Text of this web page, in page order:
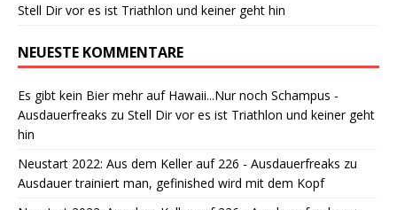
Stell Dir vor es ist Triathlon und keiner geht hin
NEUESTE KOMMENTARE
Es gibt kein Bier mehr auf Hawaii...Nur noch Schampus -
Ausdauerfreaks zu Stell Dir vor es ist Triathlon und keiner geht
hin
Neustart 2022: Aus dem Keller auf 226 - Ausdauerfreaks zu
Ausdauer trainiert man, gefinished wird mit dem Kopf